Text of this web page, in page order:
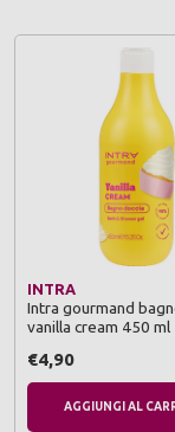
INTRA
Intra gourmand
vanilla cream 450 ml
€4,90
AGGIUNGI AL